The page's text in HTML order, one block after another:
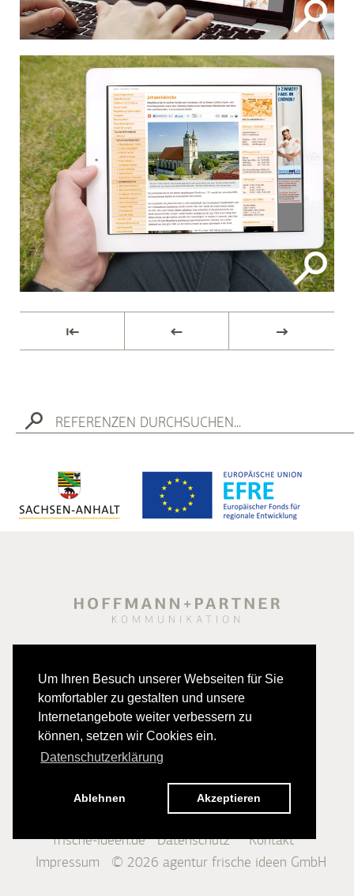
Um Ihren Besuch unserer Webseiten für Sie
komfortabler zu gestalten und unsere
Internetangebote weiter verbessern zu
können, setzen wir Cookies ein.
Datenschutzerklärung
Ablehnen Akzeptieren
⇤ ← →
frische-ideen.de Datenschutz
Kontakt
Impressum
© 2026 agentur frische ideen GmbH